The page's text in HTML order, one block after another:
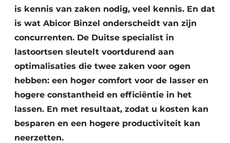
is kennis van zaken nodig, veel kennis. En dat
is wat Abicor Binzel onderscheidt van zijn
concurrenten. De Duitse specialist in
lastoortsen sleutelt voortdurend aan
optimalisaties die twee zaken voor ogen
hebben: een hoger comfort voor de lasser en
hogere constantheid en efficiëntie in het
lassen. En met resultaat, zodat u kosten kan
besparen en een hogere productiviteit kan
neerzetten.